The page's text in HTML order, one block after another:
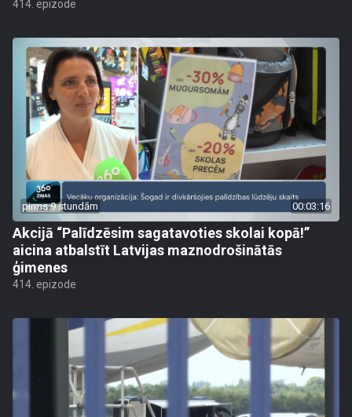
414. epizode
pirms 9 stundām 00:03:16
Akcijā “Palīdzēsim sagatavoties skolai kopā!”
aicina atbalstīt Latvijas maznodrošinātās
ģimenes
414. epizode